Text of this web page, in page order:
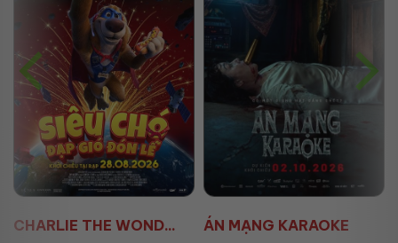
ÁN MẠNG KARAOKE ÚT LAN 2